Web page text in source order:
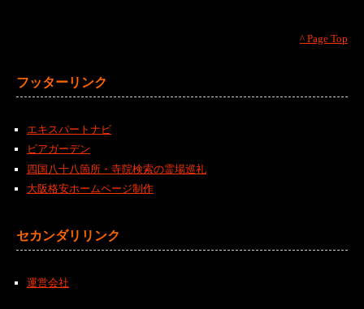
^ Page Top
フッターリンク
エキスパートナビ
ビアガーデン
四国八十八箇所・寺院検索の霊場巡礼
大阪格安ホームページ制作
セカンダリリンク
運営会社